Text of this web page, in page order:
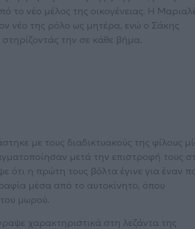
το νέο μέλος της οικογένειας. Η
νέο της ρόλο ως μητέρα, ενώ ο Σάκης
την σε κάθε βήμα.
με τους διαδικτυακούς της φίλους
μετά την επιστροφή τους
η πρώτη τους βόλτα έγινε για έναν
μέσα από το αυτοκίνητο, όπου
μωρού.
χαρακτηριστικά στη λεζάντα της